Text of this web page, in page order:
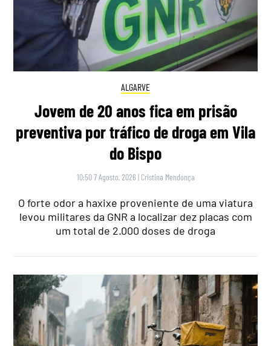
ALGARVE
Jovem de 20 anos fica em prisão
preventiva por tráfico de droga em Vila
do Bispo
10:50 7 Agosto, 2026 | Cristina Mendonça
O forte odor a haxixe proveniente de uma viatura
levou militares da GNR a localizar dez placas com
um total de 2.000 doses de droga